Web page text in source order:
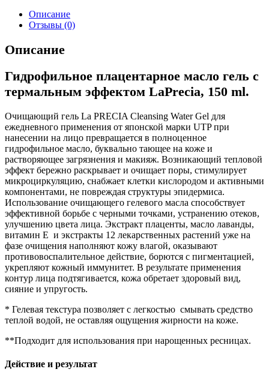
Описание
Отзывы (0)
Описание
Гидрофильное плацентарное масло гель с
термальным эффектом LaPrecia, 150 ml.
Очищающий гель La PRECIA Cleansing Water Gel для
ежедневного применения от японской марки UTP при
нанесении на лицо превращается в полноценное
гидрофильное масло, буквально тающее на коже и
растворяющее загрязнения и макияж. Возникающий тепловой
эффект бережно раскрывает и очищает поры, стимулирует
микроциркуляцию, снабжает клетки кислородом и активными
компонентами, не повреждая структуры эпидермиса.
Использование очищающего гелевого масла способствует
эффективной борьбе с черными точками, устранению отеков,
улучшению цвета лица. Экстракт плаценты, масло лаванды,
витамин Е и экстракты 12 лекарственных растений уже на
фазе очищения наполняют кожу влагой, оказывают
противовоспалительное действие, борются с пигментацией,
укрепляют кожный иммунитет. В результате применения
контур лица подтягивается, кожа обретает здоровый вид,
сияние и упругость.
* Гелевая текстура позволяет с легкостью смывать средство
теплой водой, не оставляя ощущения жирности на коже.
**Подходит для использования при нарощенных ресницах.
Действие и результат